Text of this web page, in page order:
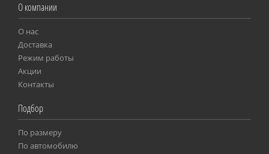
О компании
О нас
Доставка
Режим работы
Акции
Контакты
Подбор
По размеру
Пo автомобилю